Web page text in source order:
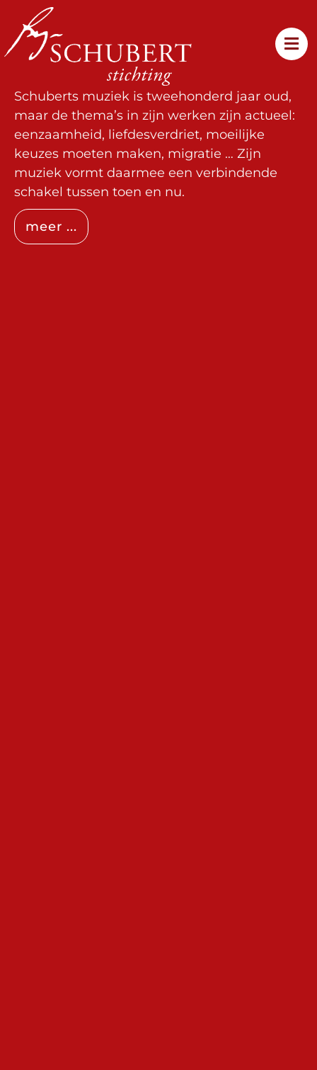
Schuberts muziek is tweehonderd jaar oud,
maar de thema’s in zijn werken zijn actueel:
eenzaamheid, liefdesverdriet, moeilijke
keuzes moeten maken, migratie … Zijn
muziek vormt daarmee een verbindende
schakel tussen toen en nu.
meer ...